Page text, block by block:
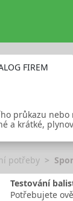
FIREM
průkazu
a krátké,
potřeby
Testování
Potřebujete